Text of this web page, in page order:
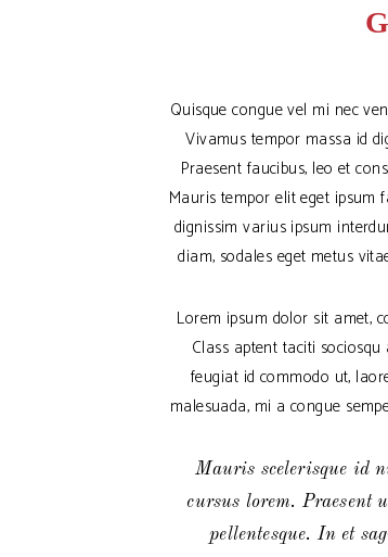
Quisque congue vel mi nec
Vivamus tempor massa id
Praesent faucibus, leo et
Mauris tempor elit eget ipsum
dignissim varius ipsum
diam, sodales eget metus
Lorem ipsum dolor sit amet,
Class aptent taciti
feugiat id commodo ut,
malesuada, mi a congue
Mauris scelerisque id
cursus lorem. Praesent
pellentesque. In et